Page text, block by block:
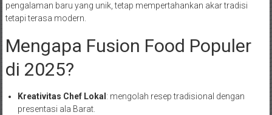
pengalaman baru yang unik, tetap mempertahankan akar tradisi
tetapi terasa modern.
Mengapa Fusion Food Populer
di 2025?
Kreativitas Chef Lokal : mengolah resep tradisional dengan
presentasi ala Barat.